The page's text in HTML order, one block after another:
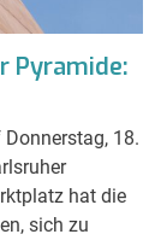
Pyramide:
18.
hat die
sich zu